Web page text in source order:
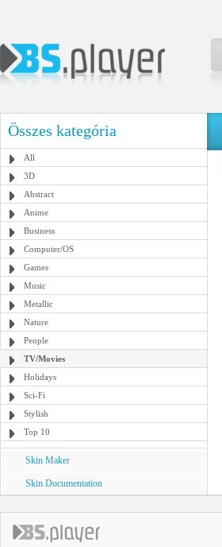
Összes kategória
All
3D
Abstract
Anime
Business
Computer/OS
Games
Music
Metallic
Nature
People
TV/Movies
Holidays
Sci-Fi
Stylish
Top 10
Skin Maker
Skin Documentation